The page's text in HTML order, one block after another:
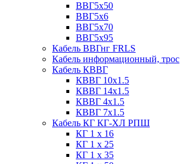
ВВГ5х50
ВВГ5х6
ВВГ5х70
ВВГ5х95
Кабель ВВГнг FRLS
Кабель информационный, трос
Кабель КВВГ
КВВГ 10х1.5
КВВГ 14х1.5
КВВГ 4х1.5
КВВГ 7х1.5
Кабель КГ КГ-ХЛ РПШ
КГ 1 х 16
КГ 1 х 25
КГ 1 х 35